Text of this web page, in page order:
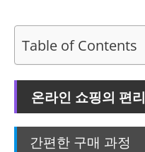
Table of Contents
온라인 쇼핑의 편
간편한 구매 과정